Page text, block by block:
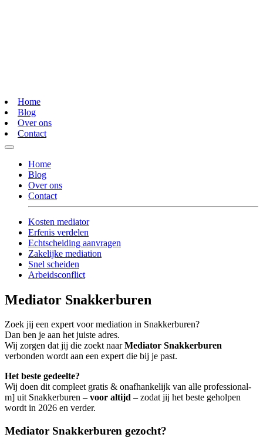
Home
Blog
Over ons
Contact
Home
Blog
Over ons
Contact
Kosten mediator
Erfenis verdelen
Echtscheiding aanvragen
Zakelijke mediation
Snel scheiden
Arbeidsconflict
Mediator Snakkerburen
Zoek jij een expert voor mediation in Snakkerburen?
Dan ben je aan het juiste adres.
Wij zorgen dat jij die zoekt naarMediator Snakkerburen
verbonden wordt aan een expert die bij je past.
Het beste gedeelte?
Wij doen dit compleet gratis & onafhankelijk van alle professional-
m] uit Snakkerburen – voor altijd – zodat jij het beste geholpen
wordt in 2026 en verder.
Mediator Snakkerburen gezocht?